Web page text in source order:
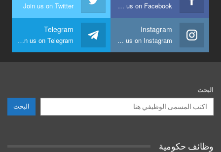
Join us on Facebook
Join us on Twitter
Instagram
Join us on Instagram
Telegram
Join us on Telegram
البحث
البحث
وظائف حكومية